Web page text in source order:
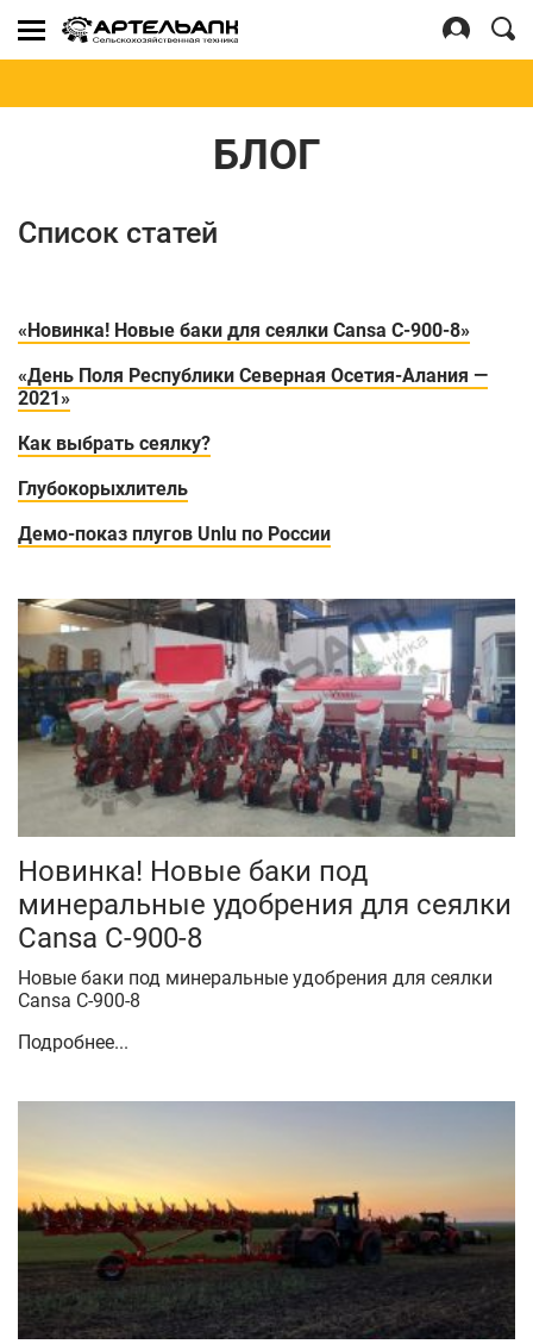
for:
БЛОГ
Список статей
«Новинка! Новые баки для сеялки Cansa C-900-8»
«День Поля Республики Северная Осетия-Алания —
2021»
Как выбрать сеялку?
Глубокорыхлитель
Демо-показ плугов Unlu по России
Новинка! Новые баки под
минеральные удобрения для сеялки
Cansa C-900-8
Новые баки под минеральные удобрения для сеялки
Cansa C-900-8
Подробнее...